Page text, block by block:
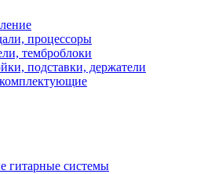
процессоры
темброблоки
подставки, держатели
гитарные системы